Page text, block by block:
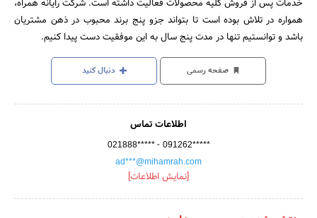
خدمات پس از فروش کلیه محصولات فعالیت داشته است. شرکت رایانه همراه،
همواره در تلاش بوده است تا بتواند جزو پنج برند محبوب در ذهن مشتریان
باشد و توانستیم تنها در مدت پنج سال به این موفقیت دست پیدا کنیم.
صفحه رسمی دنبال کنید
اطلاعات تماس
021888***** - 091262*****
ad***@mihamrah.com
[نمایش اطلاعات]